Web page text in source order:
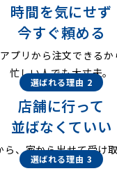
時間を気にせず
今すぐ頼める
プリから注文できる
忙しい人でも大丈夫。
選ばれる理由 2
店舗に行って
並ばなくていい
ら、家から出せて受け取
選ばれる理由 3